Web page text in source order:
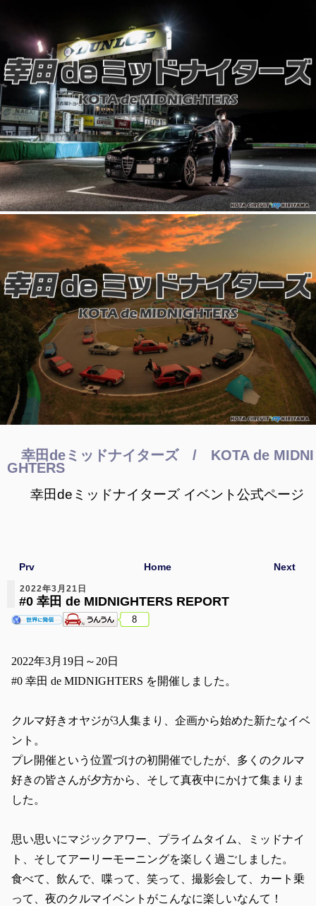
幸田deミッドナイターズ / KOTA de MIDNI
GHTERS
幸田deミッドナイターズ イベント公式ページ
Next
Prv Home
2022年3月21日
#0 幸田 de MIDNIGHTERS REPORT
8
2022年3月19日～20日
#0 幸田 de MIDNIGHTERS を開催しました。
クルマ好きオヤジが3人集まり、企画から始めた新たなイベ
ント。
プレ開催という位置づけの初開催でしたが、多くのクルマ
好きの皆さんが夕方から、そして真夜中にかけて集まりま
した。
思い思いにマジックアワー、プライムタイム、ミッドナイ
ト、そしてアーリーモーニングを楽しく過ごしました。
食べて、飲んで、喋って、笑って、撮影会して、カート乗
って、夜のクルマイベントがこんなに楽しいなんて！